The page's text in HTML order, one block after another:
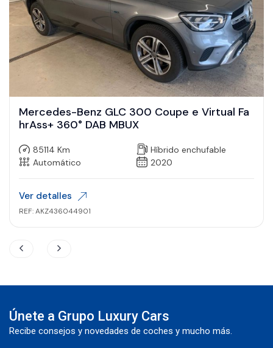
Mercedes-Benz GLC 300 Coupe e Virtual Fa
hrAss+ 360° DAB MBUX
85114 Km
Híbrido enchufable
Automático
2020
Ver detalles
REF: AKZ436044901
Únete a Grupo Luxury Cars
Recibe consejos y novedades de coches y mucho más.